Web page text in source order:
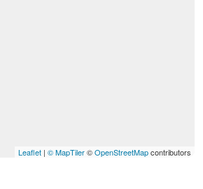
Leaflet | © MapTiler©OpenStreetMapcontributors